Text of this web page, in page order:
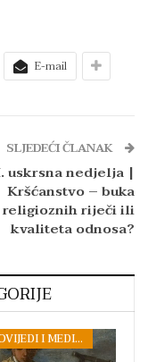
E-mail
SLJEDEĆI ČLANAK
uskrsna nedjelja |
Kršćanstvo – buka
religioznih riječi ili
kvaliteta odnosa?
PROPOVIJEDI I MEDITACIJE